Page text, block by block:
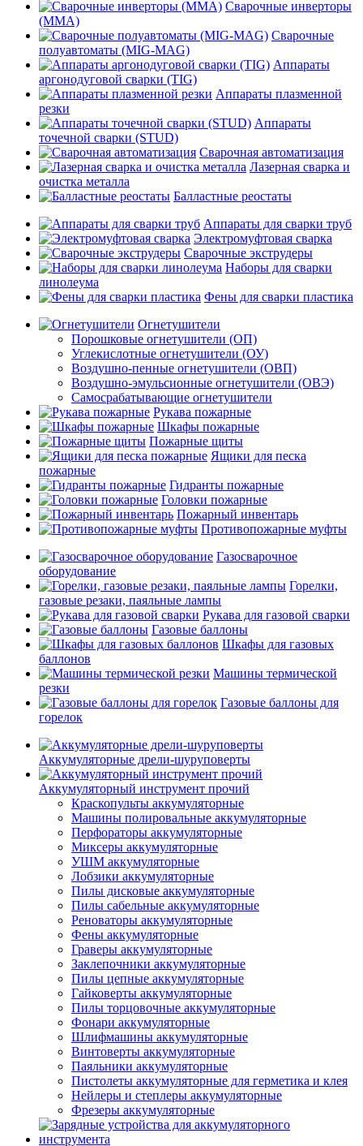
Сварочные инверторы
(MMA)
Сварочные
полуавтоматы (MIG-MAG)
Аппараты
аргонодуговой сварки (TIG)
Аппараты плазменной
резки
Аппараты
точечной сварки (STUD)
Сварочная автоматизация
Лазерная сварка и
очистка металла
Балластные реостаты
Аппараты для сварки труб
Электромуфтовая сварка
Сварочные экструдеры
Наборы для сварки
линолеума
Фены для сварки пластика
Огнетушители
Порошковые огнетушители (ОП)
Углекислотные огнетушители (ОУ)
Воздушно-пенные огнетушители (ОВП)
Воздушно-эмульсионные огнетушители (ОВЭ)
Самосрабатывающие огнетушители
Рукава пожарные
Шкафы пожарные
Пожарные щиты
Ящики для песка
пожарные
Гидранты пожарные
Головки пожарные
Пожарный инвентарь
Противопожарные муфты
Газосварочное
оборудование
Горелки,
газовые резаки, паяльные лампы
Рукава для газовой сварки
Газовые баллоны
Шкафы для газовых
баллонов
Машины термической
резки
Газовые баллоны для
горелок
Аккумуляторные дрели-шуруповерты
Аккумуляторный инструмент прочий
Краскопульты аккумуляторные
Машины полировальные аккумуляторные
Перфораторы аккумуляторные
Миксеры аккумуляторные
УШМ аккумуляторные
Лобзики аккумуляторные
Пилы дисковые аккумуляторные
Пилы сабельные аккумуляторные
Реноваторы аккумуляторные
Фены аккумуляторные
Граверы аккумуляторные
Заклепочники аккумуляторные
Пилы цепные аккумуляторные
Гайковерты аккумуляторные
Пилы торцовочные аккумуляторные
Фонари аккумуляторные
Шлифмашины аккумуляторные
Винтоверты аккумуляторные
Паяльники аккумуляторные
Пистолеты аккумуляторные для герметика и клея
Нейлеры и степлеры аккумуляторные
Фрезеры аккумуляторные